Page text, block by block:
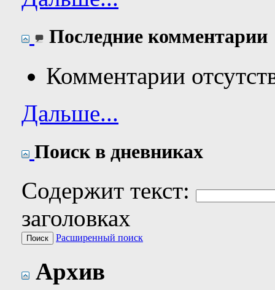
Последние комментарии
Комментарии
Дальше...
Поиск в дневниках
Содержит текст:
заголовках
Расширенный поиск
Архив